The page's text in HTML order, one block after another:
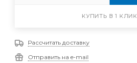
КУПИТЬ В 1 КЛИК
Рассчитать доставку
Отправить на e-mail